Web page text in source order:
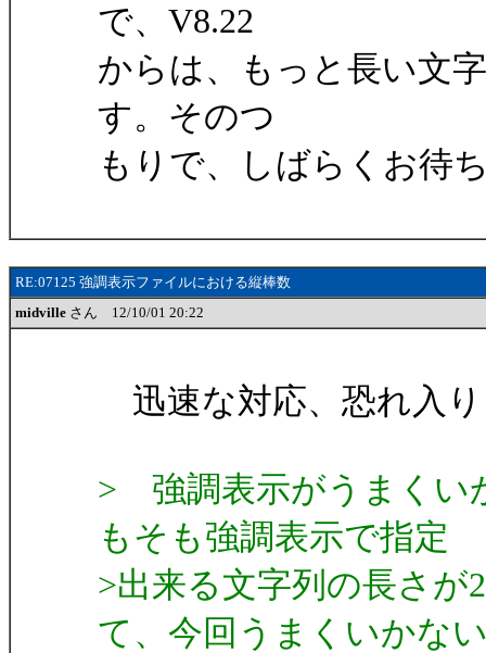
で、V8.22
からは、もっと長い文
す。そのつ
もりで、しばらくお待
RE:07125 強調表示ファイルにおける縦棒数
midville さん 12/10/01 20:22
迅速な対応、恐れ入
> 強調表示がうまくい
もそも強調表示で指定
>出来る文字列の長さが
て、今回うまくいかな